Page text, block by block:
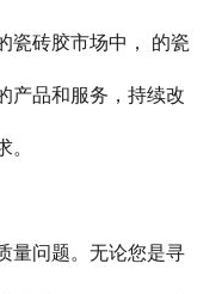
瓷砖胶市场中， 的瓷
产品和服务，持续改
。
量问题。无论您是寻